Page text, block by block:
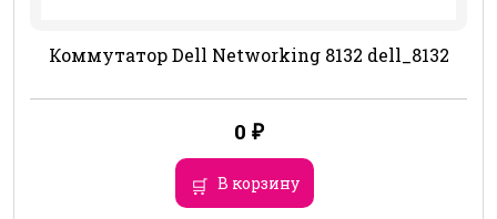
Коммутатор Dell Networking 8132 dell_8132
0 ₽
В корзину